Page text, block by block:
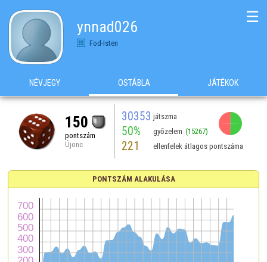
ynnad026
Fod-Isten
☰
NÉVJEGY OSTÁBLA JÁTÉKOK
150
pontszám
Újonc
30353 játszma
50% győzelem (15267)
221 ellenfelek átlagos pontszáma
PONTSZÁM ALAKULÁSA